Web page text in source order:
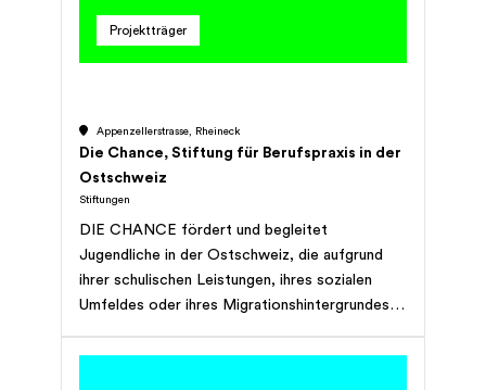
Projektträger
Appenzellerstrasse, Rheineck
Die Chance, Stiftung für Berufspraxis in der
Ostschweiz
Stiftungen
DIE CHANCE fördert und begleitet
Jugendliche in der Ostschweiz, die aufgrund
ihrer schulischen Leistungen, ihres sozialen
Umfeldes oder ihres Migrationshintergrundes
entsprechenden Ausbildungs- und damit später